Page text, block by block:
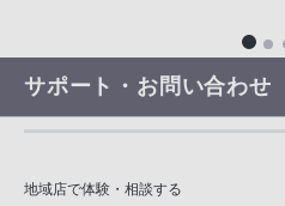
サポート・お問い合わせ
地域店で体験・相談する